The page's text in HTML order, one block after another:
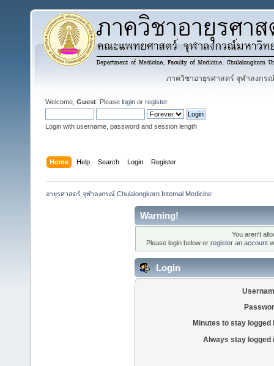
ภาควิชาอายุรศาสตร์ จุฬาลงกรณ์
Welcome, Guest . Please login or register.
Login with username, password and session length
Home Help Search Login Register
อายุรศาสตร์ จุฬาลงกรณ์ Chulalongkorn Internal Medicine
Warning!
You aren't
Please login below or register an account
Login
Minutes to stay logged
Always stay logged